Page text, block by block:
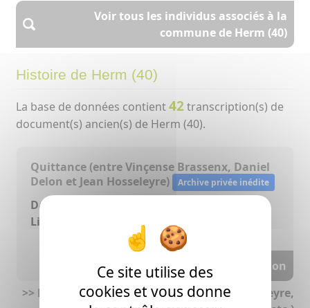
Voir tous les individus associés à la
commune de Herm (40)
Histoire de Herm (40)
La base de données contient42transcription(s) de
document(s) ancien(s) de Herm (40).
Quittance (entre Vinçense Brassenx, Daniel
Delon et Jean Hosseleyre)
Archive privée inédite
Date:
Lieu(x):
Herm (40) - maison presbytérale
Voir la transcription
>> Fonds des familles Bazin et alliées (Hosseleyre,
Ce site utilise des
cookies et vous donne